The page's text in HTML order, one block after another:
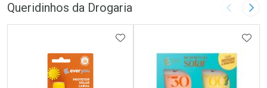
Queridinhos da Drogaria Imagem
ADICIONAR AOS FAVORITOS